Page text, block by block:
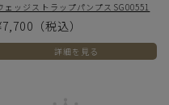
ェッジストラップパンプスSG00551
（税込）
詳細を見る